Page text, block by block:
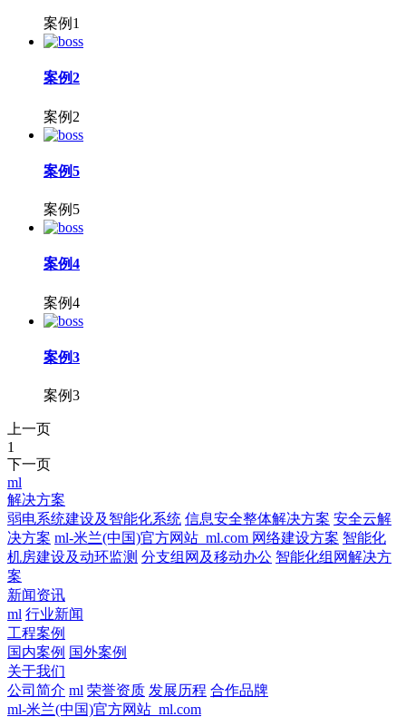
案例1
案例2
案例2
案例5
案例5
案例4
案例4
案例3
案例3
上一页
1
下一页
ml
解决方案
弱电系统建设及智能化系统 信息安全整体解决方案 安全云解
决方案 ml-米兰(中国)官方网站_ml.com 网络建设方案 智能化
机房建设及动环监测 分支组网及移动办公 智能化组网解决方
案
新闻资讯
ml 行业新闻
工程案例
国内案例 国外案例
关于我们
公司简介 ml 荣誉资质 发展历程 合作品牌
ml-米兰(中国)官方网站_ml.com